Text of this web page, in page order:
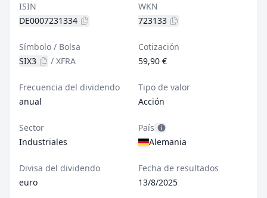
ISIN
DE0007231334
WKN
723133
Símbolo / Bolsa
SIX3
/ XFRA
Cotización
59,90 €
Frecuencia del dividendo
anual
Tipo de valor
Acción
Sector
Industriales
País
Alemania
Divisa del dividendo
euro
Fecha de resultados
13/8/2025